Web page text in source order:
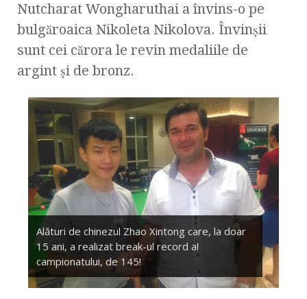
Nutcharat Wongharuthai a învins-o pe
bulgăroaica Nikoleta Nikolova. Învinşii
sunt cei cărora le revin medaliile de
argint şi de bronz.
Alături de chinezul Zhao Xintong care, la doar
15 ani, a realizat break-ul record al
campionatului, de 145!